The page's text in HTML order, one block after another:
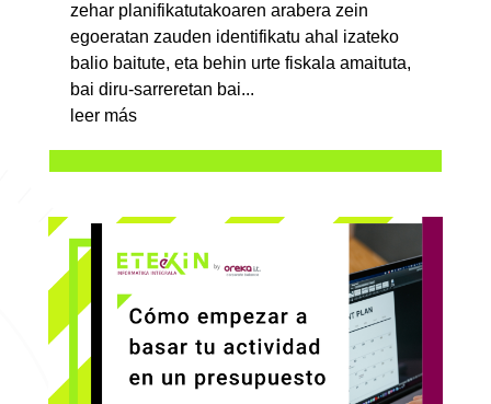
zehar planifikatutakoaren arabera zein
egoeratan zauden identifikatu ahal izateko
balio baitute, eta behin urte fiskala amaituta,
bai diru-sarreretan bai...
leer más